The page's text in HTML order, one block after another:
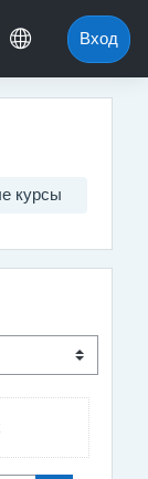
Вход
курсы